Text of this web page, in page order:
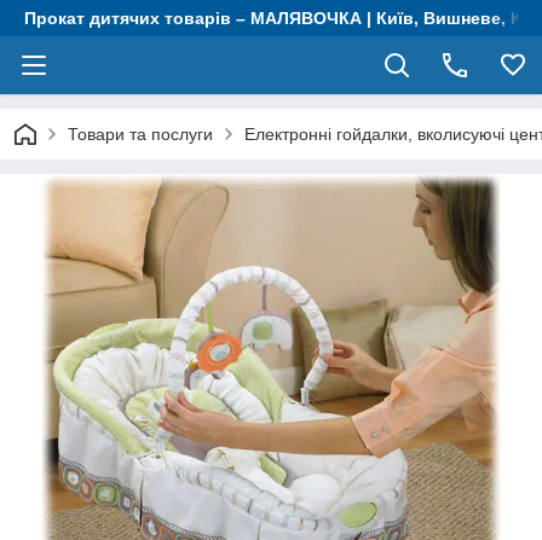
Прокат дитячих товарів – МАЛЯВОЧКА | Київ, Вишневе,
Товари та послуги Електронні гойдалки, вколисуючі